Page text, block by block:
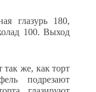
глазурь 180,
100. Выход
же, как торт
подрезают